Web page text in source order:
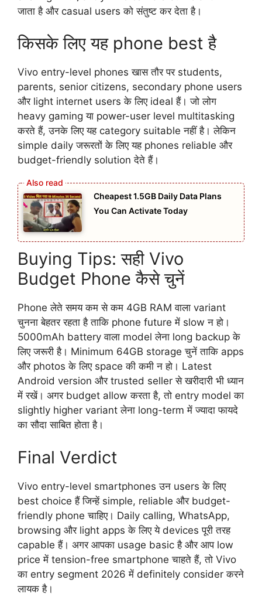
जाता है और casual users को संतुष्ट कर देता है।
किसके लिए यह phone best है
Vivo entry-level phones खास तौर पर students,
parents, senior citizens, secondary phone users
और light internet users के लिए ideal हैं। जो लोग
heavy gaming या power-user level multitasking
करते हैं, उनके लिए यह category suitable नहीं है। लेकिन
simple daily जरूरतों के लिए यह phones reliable और
budget-friendly solution देते हैं।
Cheapest 1.5GB Daily Data Plans
You Can Activate Today
Buying Tips: सही Vivo
Budget Phone कैसे चुनें
Phone लेते समय कम से कम 4GB RAM वाला variant
चुनना बेहतर रहता है ताकि phone future में slow न हो।
5000mAh battery वाला model लेना long backup के
लिए जरूरी है। Minimum 64GB storage चुनें ताकि apps
और photos के लिए space की कमी न हो। Latest
Android version और trusted seller से खरीदारी भी ध्यान
में रखें। अगर budget allow करता है, तो entry model का
slightly higher variant लेना long-term में ज्यादा फायदे
का सौदा साबित होता है।
Final Verdict
Vivo entry-level smartphones उन users के लिए
best choice हैं जिन्हें simple, reliable और budget-
friendly phone चाहिए। Daily calling, WhatsApp,
browsing और light apps के लिए ये devices पूरी तरह
capable हैं। अगर आपका usage basic है और आप low
price में tension-free smartphone चाहते हैं, तो Vivo
का entry segment 2026 में definitely consider करने
लायक है।